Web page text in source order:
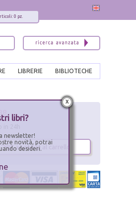
0 pz.
BIBLIOTECHE
LIBRERIE
aggiungi al carrello
x
libri?
newsletter!
novità, potrai
desideri.